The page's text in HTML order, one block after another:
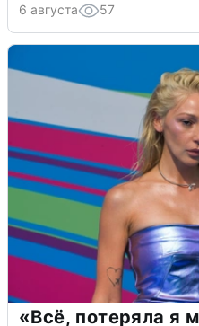
6 августа 57
«Всё, потеряла я